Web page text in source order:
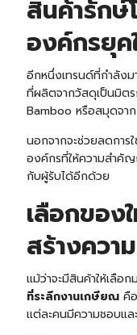
สินค้ารักษ์
องค์กรยุค
อีกหนึ่งเทรนด์ที่กำลังม
ที่ผลิตจากวัสดุเป็นมิตร
Bamboo หรือสมุดจาก
นอกจากจะช่วยลดกา
องค์กรที่ให้ความสำคัญ
กับผู้รับได้อีกด้วย
เลือกของ
สร้างควา
แม้ว่าจะมีสินค้าให้เลือ
ที่ระลึกงานเกษียณคือ
แต่ละคนมีความชอบแ